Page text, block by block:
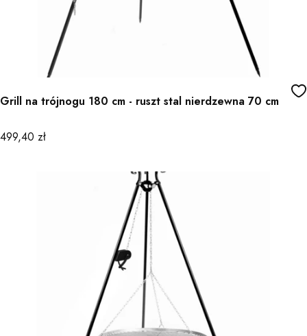
Grill na trójnogu 180 cm - ruszt stal nierdzewna 70 cm
Cena
499,40 zł